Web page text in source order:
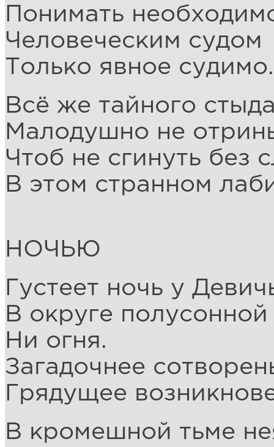
Понимать
Человеческим судом
Только явное судимо.
Всё же тайного
Малодушно не
Чтоб не сгинуть без
В этом странном
НОЧЬЮ
Густеет ночь у
В округе полусонной
Ни огня.
Загадочнее
Грядущее
В кромешной тьме